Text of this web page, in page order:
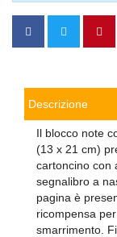
Descrizione
Il blocco note
(13 x 21 cm)
cartoncino con
segnalibro a
pagina è
ricompensa
smarrimento.